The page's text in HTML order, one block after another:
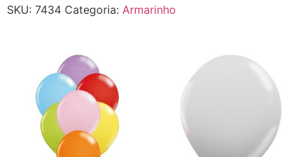
SKU: 7434 Categoria: Armarinho